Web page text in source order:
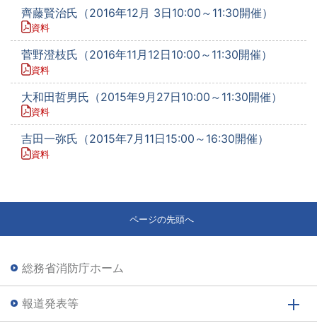
齊藤賢治氏（2016年12月 3日10:00～11:30開催）
資料
菅野澄枝氏（2016年11月12日10:00～11:30開催）
資料
大和田哲男氏（2015年9月27日10:00～11:30開催）
資料
吉田一弥氏（2015年7月11日15:00～16:30開催）
資料
ページの先頭へ
総務省消防庁ホーム
報道発表等